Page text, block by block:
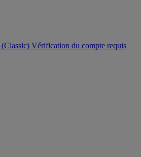
Vérification du compte requis